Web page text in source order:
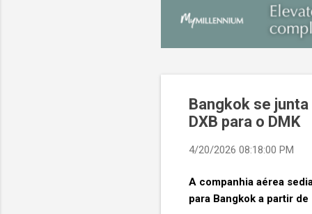
Bangkok se
DXB para o DMK
4/20/2026 08:18:00 PM
A companhia aérea
para Bangkok a partir